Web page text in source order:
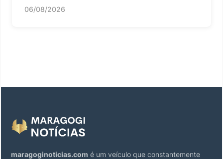
06/08/2026
maragoginoticias.com é um veículo que constantemente